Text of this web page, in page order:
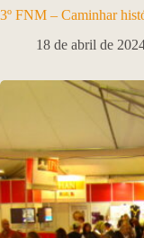
3º FNM – Caminhar
18 de abril de